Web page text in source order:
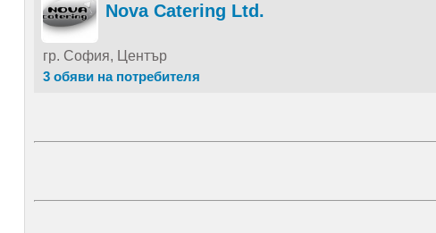
Nova Catering Ltd.
гр. София, Център
3 обяви на потребителя